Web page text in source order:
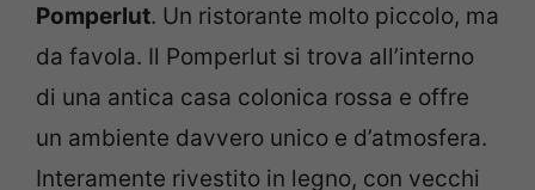
Pomperlut. Un ristorante molto piccolo, ma
da favola. Il Pomperlut si trova all’interno
di una antica casa colonica rossa e offre
un ambiente davvero unico e d’atmosfera.
Interamente rivestito in legno, con vecchi